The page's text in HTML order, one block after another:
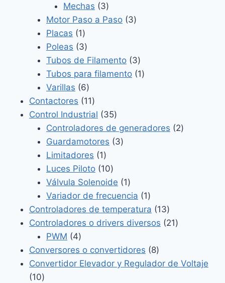
Mechas 33
productos
Motor Paso a Paso 33
Placas 11
producto
Poleas 33
productos
Tubos de Filamento 33
productos
Tubos para filamento 11
Varillas 66
productos
Contactores 1111
productos
Control Industrial 3535
productos
Controladores de generadores 22
Guardamotores 33
Limitadores 11
producto
Luces Piloto 1010
productos
Válvula Solenoide 11
producto
Variador de frecuencia 11
producto
Controladores de temperatura 1313
productos
Controladores o drivers diversos 2121
PWM 44
productos
Conversores o convertidores 88
productos
Convertidor Elevador y Regulador de Voltaje
1010